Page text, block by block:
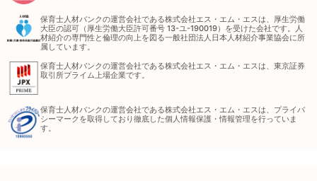
保育士人材バンクの運営会社である株式会社エス・エム・エスは、厚生労働
大臣の認可（厚生労働大臣許可番号 13-ユ-190019）を受けた会社です。人
材紹介の専門性と倫理の向上を図る一般社団法人日本人材紹介事業協会に所
属しています。
保育士人材バンクの運営会社である株式会社エス・エム・エスは、東京証券
取引所プライム上場企業です。
保育士人材バンクの運営会社である株式会社エス・エム・エスは、プライバ
シーマークを取得しており徹底した個人情報保護・情報管理を行っていま
す。